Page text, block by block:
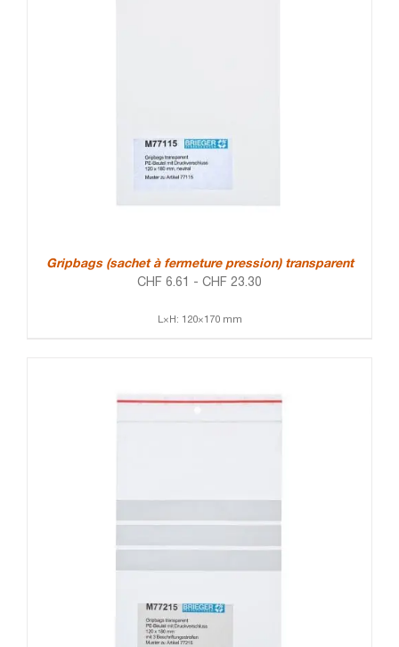
Gripbags (sachet à fermeture pression) transparent
CHF 6.61 - CHF 23.30
L×H: 120×170 mm